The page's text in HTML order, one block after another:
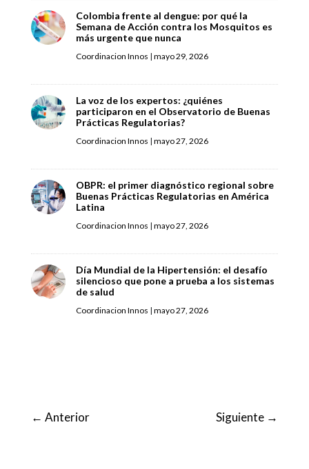
Colombia frente al dengue: por qué la
Semana de Acción contra los Mosquitos es
más urgente que nunca
Coordinacion Innos | mayo 29, 2026
La voz de los expertos: ¿quiénes
participaron en el Observatorio de Buenas
Prácticas Regulatorias?
Coordinacion Innos | mayo 27, 2026
OBPR: el primer diagnóstico regional sobre
Buenas Prácticas Regulatorias en América
Latina
Coordinacion Innos | mayo 27, 2026
Día Mundial de la Hipertensión: el desafío
silencioso que pone a prueba a los sistemas
de salud
Coordinacion Innos | mayo 27, 2026
← Anterior Siguiente →